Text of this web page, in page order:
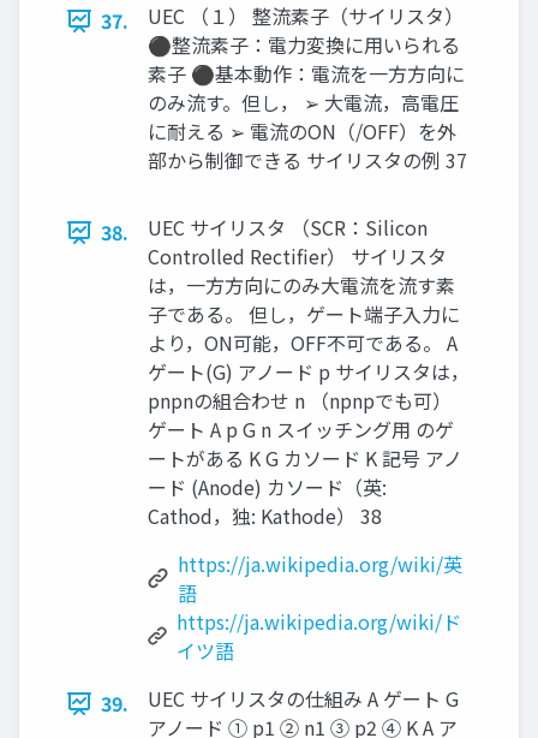
37.
UEC （１） 整流素子（サイリスタ）
⚫整流素子：電力変換に用いられる
素子 ⚫基本動作：電流を一方方向に
のみ流す。但し， ➢ 大電流，高電圧
に耐える ➢ 電流のON（/OFF）を外
部から制御できる サイリスタの例 37
38.
UEC サイリスタ （SCR：Silicon
Controlled Rectifier） サイリスタ
は，一方方向にのみ大電流を流す素
子である。 但し，ゲート端子入力に
より，ON可能，OFF不可である。 A
ゲート(G) アノード p サイリスタは，
pnpnの組合わせ n （npnpでも可）
ゲート A p G n スイッチング用 のゲ
ートがある K G カソード K 記号 アノ
ード (Anode) カソード（英:
Cathod，独: Kathode） 38
https://ja.wikipedia.org/wiki/英
語
https://ja.wikipedia.org/wiki/ド
イツ語
39.
UEC サイリスタの仕組み A ゲート G
アノード ① p1 ② n1 ③ p2 ④ K A ア